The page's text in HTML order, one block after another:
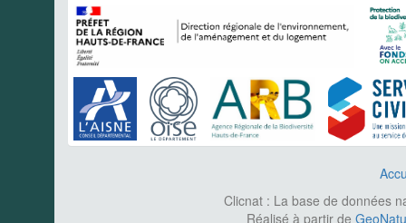
Clicnat : La base de données
Réalisé à partir de